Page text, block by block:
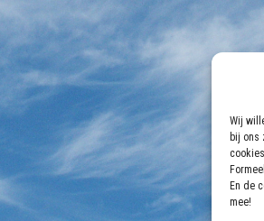
Wij
bij ons
En de
mee!